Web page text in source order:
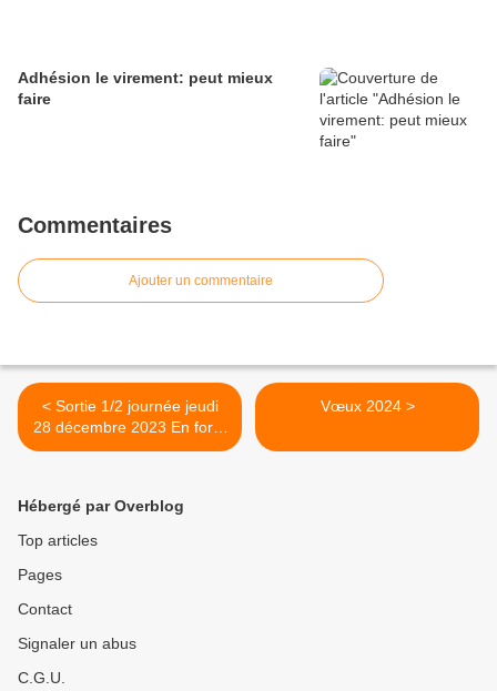
Adhésion le virement: peut mieux
faire
Commentaires
Ajouter un commentaire
< Sortie 1/2 journée jeudi
28 décembre 2023 En forêt
de Rougeau
Vœux 2024 >
Hébergé par Overblog
Top articles
Pages
Contact
Signaler un abus
C.G.U.